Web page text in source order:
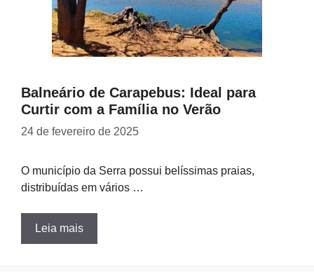
Balneário de Carapebus: Ideal para
Curtir com a Família no Verão
24 de fevereiro de 2025
O município da Serra possui belíssimas praias,
distribuídas em vários …
Leia mais